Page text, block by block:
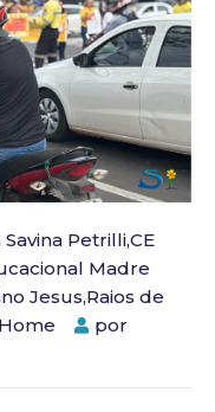
Savina Petrilli,CE
Madre
Jesus,Raios de
por